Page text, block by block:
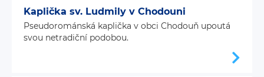
Kaplička sv. Ludmily v Chodouni
Pseudorománská kaplička v obci Chodouň upoutá
svou netradiční podobou.